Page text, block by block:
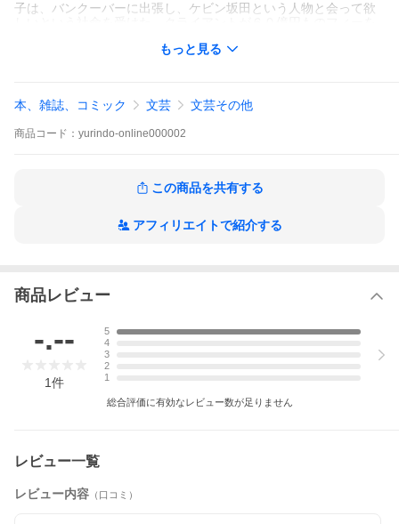
子は、バンクーバーに出張し、ケビン坂田という人物と会って欲
田馬場に仕事場を構えるが、担当の矢吹にも極秘プロジェクトの
キーワード:さいんぼん サインボン あいばひでお アイバヒデオ れ
https://www.yurindo.co.jp/storeguide/?p=70439&preview=true
https://bit.ly/yurindo_web
もっと見る
本、雑誌、コミック 文芸 文芸その他
商品 コード： yurindo-online000002
この商品を共有する
アフィリエイトで紹介する
商品レビュー
-.--
1件
5
4
3
2
1
総合評価に有効なレビュー数が足りません
レビュー一覧
レビュー内容 （口コミ）